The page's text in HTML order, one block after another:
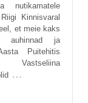
nutikamatele
Kinnisvaral
et meie kaks
auhinnad ja
Puitehitis
…